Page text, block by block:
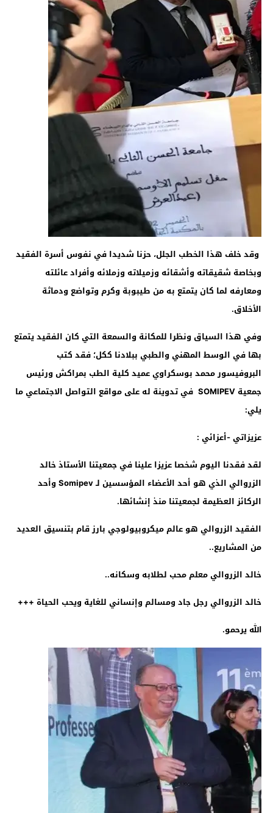
وقد خلف هذا الخطب الجلل، حزنا شديدا في نفوس أسرة الفقيد
وبخاصة شقيقاته وأشقائه وزميلاته وزملائه وأفراد عائلته
ومعارفه لما كان يتمتع به من طيبوبة وكرم وتواضع ودماثة
الأخلاق.
وفي هذا السياق ونظرا للمكانة والسمعة التي كان الفقيد يتمتع
بها في الوسط المهني والطبي ببلادنا ككل؛ فقد كتب
البروفيسور محمد بوسكراوي عميد كلية الطب بمراكش ورئيس
جمعية SOMIPEV في تدوينة له على مواقع التواصل الاجتماعي ما
يلي:
عزيزاتي -أعزائي :
لقد فقدنا اليوم شخصا عزيزا علينا في جمعيتنا الأستاذ خالد
الزروالي الذي هو أحد الأعضاء المؤسسين لـSomipevوأحد
الركائز العظيمة لجمعيتنا منذ إنشائها.
الفقيد الزروالي هو عالم ميكروبيولوجي بارز قام بتنسيق العديد
من المشاريع..
خالد الزروالي معلم محب لطلابه وسكانه..
خالد الزروالي رجل جاد ومسالم وإنساني للغاية ويحب الحياة +++
الله يرحمو.